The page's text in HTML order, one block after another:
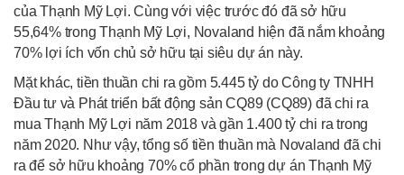
của Thạnh Mỹ Lợi. Cùng với việc trước đó đã sở hữu
55,64% trong Thạnh Mỹ Lợi, Novaland hiện đã nắm khoảng
70% lợi ích vốn chủ sở hữu tại siêu dự án này.
Mặt khác, tiền thuần chi ra gồm 5.445 tỷ do Công ty TNHH
Đầu tư và Phát triển bất động sản CQ89 (CQ89) đã chi ra
mua Thạnh Mỹ Lợi năm 2018 và gần 1.400 tỷ chi ra trong
năm 2020. Như vậy, tổng số tiền thuần mà Novaland đã chi
ra để sở hữu khoảng 70% cổ phần trong dự án Thạnh Mỹ